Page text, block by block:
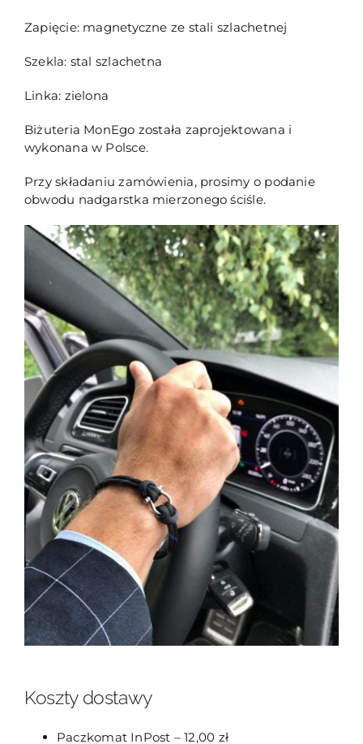
Zapięcie: magnetyczne ze stali szlachetnej
Szekla: stal szlachetna
Linka: zielona
Biżuteria MonEgo została zaprojektowana i
wykonana w Polsce.
Przy składaniu zamówienia, prosimy o podanie
obwodu nadgarstka mierzonego ściśle.
Koszty dostawy
Paczkomat InPost – 12,00 zł